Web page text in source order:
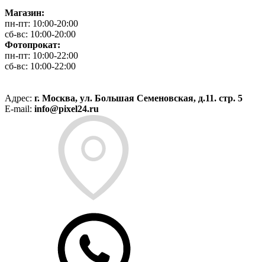
Магазин:
пн-пт: 10:00-20:00
сб-вс: 10:00-20:00
Фотопрокат:
пн-пт: 10:00-22:00
сб-вс: 10:00-22:00
Адрес: г. Москва, ул. Большая Семеновская, д.11. стр. 5
E-mail: info@pixel24.ru